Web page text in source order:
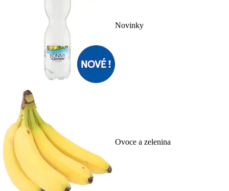
Novinky
Ovoce a zelenina